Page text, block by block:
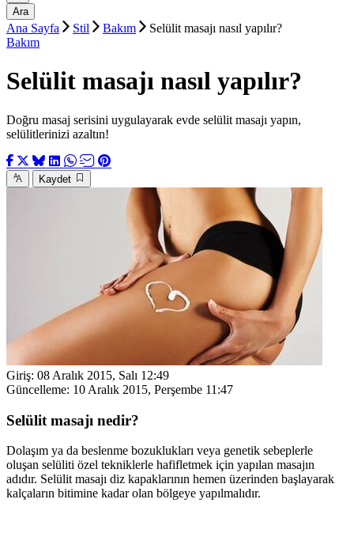
Ara
Ana Sayfa Stil Bakım
Selülit masajı nasıl yapılır?
Bakım
Selülit masajı nasıl yapılır?
Doğru masaj serisini uygulayarak evde selülit masajı yapın,
selülitlerinizi azaltın!
Kaydet
Giriş: 08 Aralık 2015, Salı 12:49
Güncelleme: 10 Aralık 2015, Perşembe 11:47
Selülit masajı nedir?
Dolaşım ya da beslenme bozuklukları veya genetik sebeplerle
oluşan selüliti özel tekniklerle hafifletmek için yapılan masajın
adıdır. Selülit masajı diz kapaklarının hemen üzerinden başlayarak
kalçaların bitimine kadar olan bölgeye yapılmalıdır.